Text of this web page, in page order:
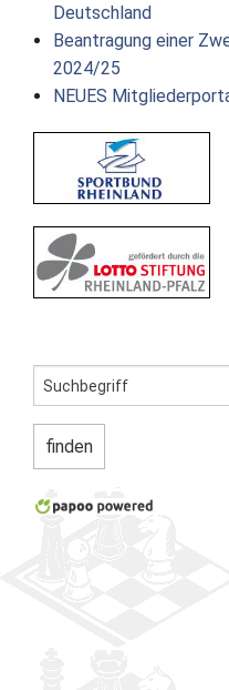
Schachjugend
Meistertafel
Fotos
Service
Newsletter
Kontakt
Datenschutz
Deutschland
Beantragung einer
2024/25
NEUES